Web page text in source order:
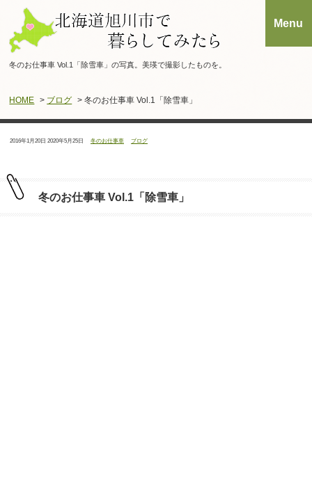
冬のお仕事車 Vol.1「除雪車」の写真。美瑛で撮影したものを。
HOME > ブログ > 冬のお仕事車 Vol.1「除雪車」
投
2016年1月20日 最
2020年5月25日
タ
グ：
冬のお仕事車
カ
テ
ブログ
冬のお仕事車 Vol.1「除雪車」